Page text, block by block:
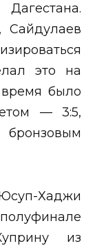
Сайдулаев
это на
было
— 3:5,
Хаджи
из